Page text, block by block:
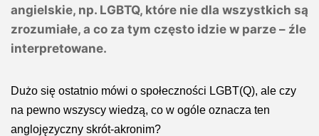
angielskie, np. LGBTQ, które nie dla wszystkich są
zrozumiałe, a co za tym często idzie w parze – źle
interpretowane.
Dużo się ostatnio mówi o społeczności LGBT(Q), ale czy
na pewno wszyscy wiedzą, co w ogóle oznacza ten
anglojęzyczny skrót-akronim?